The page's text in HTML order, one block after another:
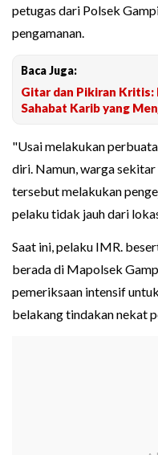
petugas dari Polsek
pengamanan.
Baca Juga:
Gitar dan Pikiran Kritis:
Sahabat Karib yang
"Usai melakukan
diri. Namun, warga
tersebut melakukan
pelaku tidak jauh dari
Saat ini, pelaku IMR.
berada di Mapolsek
pemeriksaan intensif
belakang tindakan nekat